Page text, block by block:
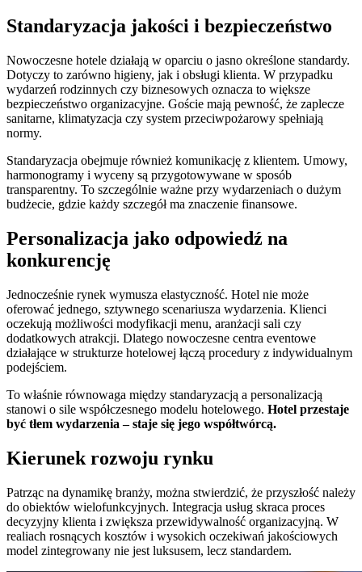
Standaryzacja jakości i bezpieczeństwo
Nowoczesne hotele działają w oparciu o jasno określone standardy.
Dotyczy to zarówno higieny, jak i obsługi klienta. W przypadku
wydarzeń rodzinnych czy biznesowych oznacza to większe
bezpieczeństwo organizacyjne. Goście mają pewność, że zaplecze
sanitarne, klimatyzacja czy system przeciwpożarowy spełniają
normy.
Standaryzacja obejmuje również komunikację z klientem. Umowy,
harmonogramy i wyceny są przygotowywane w sposób
transparentny. To szczególnie ważne przy wydarzeniach o dużym
budżecie, gdzie każdy szczegół ma znaczenie finansowe.
Personalizacja jako odpowiedź na
konkurencję
Jednocześnie rynek wymusza elastyczność. Hotel nie może
oferować jednego, sztywnego scenariusza wydarzenia. Klienci
oczekują możliwości modyfikacji menu, aranżacji sali czy
dodatkowych atrakcji. Dlatego nowoczesne centra eventowe
działające w strukturze hotelowej łączą procedury z indywidualnym
podejściem.
To właśnie równowaga między standaryzacją a personalizacją
stanowi o sile współczesnego modelu hotelowego. Hotel przestaje
być tłem wydarzenia – staje się jego współtwórcą.
Kierunek rozwoju rynku
Patrząc na dynamikę branży, można stwierdzić, że przyszłość należy
do obiektów wielofunkcyjnych. Integracja usług skraca proces
decyzyjny klienta i zwiększa przewidywalność organizacyjną. W
realiach rosnących kosztów i wysokich oczekiwań jakościowych
model zintegrowany nie jest luksusem, lecz standardem.